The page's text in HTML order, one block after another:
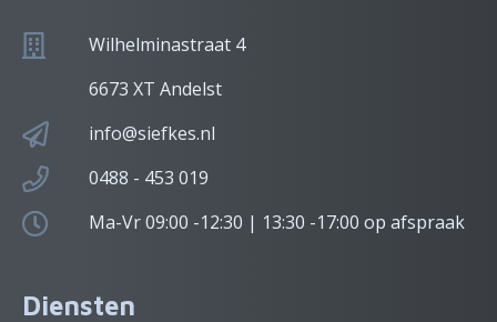
Wilhelminastraat 4
6673 XT Andelst
info@siefkes.nl
0488 - 453 019
Ma-Vr 09:00 -12:30 | 13:30 -17:00 op afspraak
Diensten